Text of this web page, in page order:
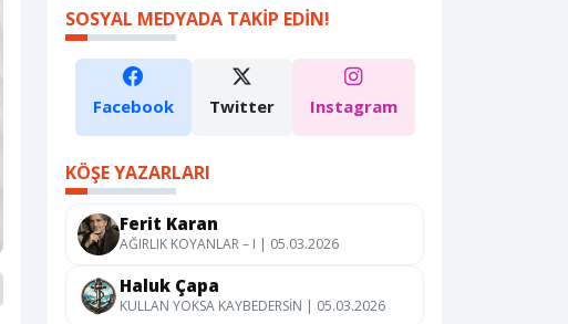
SOSYAL MEDYADA TAKIP EDIN!
Facebook Twitter Instagram
KÖŞE YAZARLARI
Ferit Karan
AĞIRLIK KOYANLAR – I | 05.03.2026
Haluk Çapa
KULLAN YOKSA KAYBEDERSİN | 05.03.2026